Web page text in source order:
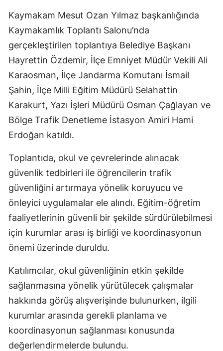
Kaymakam Mesut Ozan Yılmaz başkanlığında
Kaymakamlık Toplantı Salonu’nda
gerçekleştirilen toplantıya Belediye Başkanı
Hayrettin Özdemir, İlçe Emniyet Müdür Vekili Ali
Karaosman, İlçe Jandarma Komutanı İsmail
Şahin, İlçe Milli Eğitim Müdürü Selahattin
Karakurt, Yazı İşleri Müdürü Osman Çağlayan ve
Bölge Trafik Denetleme İstasyon Amiri Hami
Erdoğan katıldı.
Toplantıda, okul ve çevrelerinde alınacak
güvenlik tedbirleri ile öğrencilerin trafik
güvenliğini artırmaya yönelik koruyucu ve
önleyici uygulamalar ele alındı. Eğitim-öğretim
faaliyetlerinin güvenli bir şekilde sürdürülebilmesi
için kurumlar arası iş birliği ve koordinasyonun
önemi üzerinde duruldu.
Katılımcılar, okul güvenliğinin etkin şekilde
sağlanmasına yönelik yürütülecek çalışmalar
hakkında görüş alışverişinde bulunurken, ilgili
kurumlar arasında gerekli planlama ve
koordinasyonun sağlanması konusunda
değerlendirmelerde bulundu.